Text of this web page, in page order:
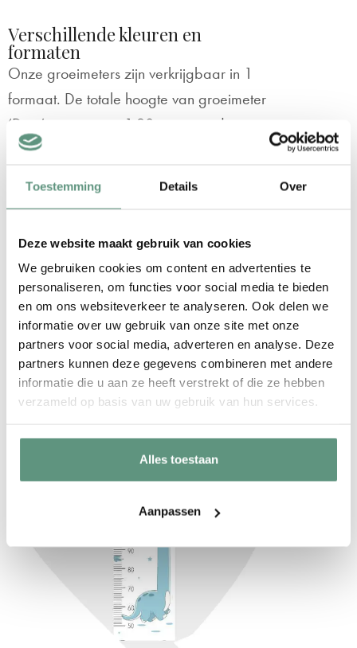
Toestemming Details Over
Deze website maakt gebruik van cookies
We gebruiken cookies om content en advertenties te
personaliseren, om functies voor social media te bieden
en om ons websiteverkeer te analyseren. Ook delen we
informatie over uw gebruik van onze site met onze
partners voor social media, adverteren en analyse. Deze
partners kunnen deze gegevens combineren met andere
informatie die u aan ze heeft verstrekt of die ze hebben
verzameld op basis van uw gebruik van hun services.
Alles toestaan
Aanpassen
Verschillende kleuren en
formaten
Onze groeimeters zijn verkrijgbaar in 1
formaat. De totale hoogte van groeimeter
‘Dino’ is ongeveer 1.20 meter en de
lineaal op de groeimeter is 1 meter. Hang
hoogte! Deze groeimeter is verkrijgbaar in
3 leuke kleurcombinaties:
Blauw
Groen
Roze